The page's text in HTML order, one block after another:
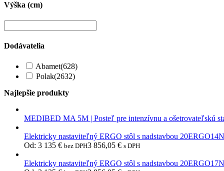
Výška (cm)
Dodávatelia
Abamet(628)
Polak(2632)
Najlepšie produkty
MEDIBED MA 5M | Posteľ pre intenzívnu a ošetrovateľskú
Elektricky nastaviteľný ERGO stôl s nadstavbou 20ERGO14N
Od: 3 135 € bez DPH3 856,05 € s DPH
Elektricky nastaviteľný ERGO stôl s nadstavbou 20ERGO17N